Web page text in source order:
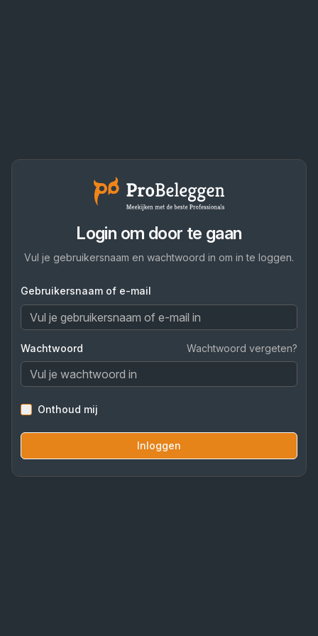
Login om door te gaan
Vul je gebruikersnaam en wachtwoord in om in te loggen.
Gebruikersnaam of e-mail
Wachtwoord Wachtwoord vergeten?
Onthoud mij
Inloggen